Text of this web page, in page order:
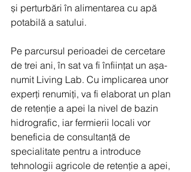
și perturbări în alimentarea cu apă
potabilă a satului.
Pe parcursul perioadei de cercetare
de trei ani, în sat va fi înființat un așa-
numit Living Lab. Cu implicarea unor
experți renumiți, va fi elaborat un plan
de retenție a apei la nivel de bazin
hidrografic, iar fermierii locali vor
beneficia de consultanță de
specialitate pentru a introduce
tehnologii agricole de retenție a apei,